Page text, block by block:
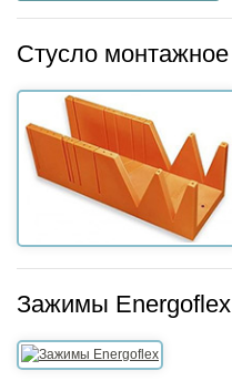
Стусло монтажное
Зажимы Energoflex